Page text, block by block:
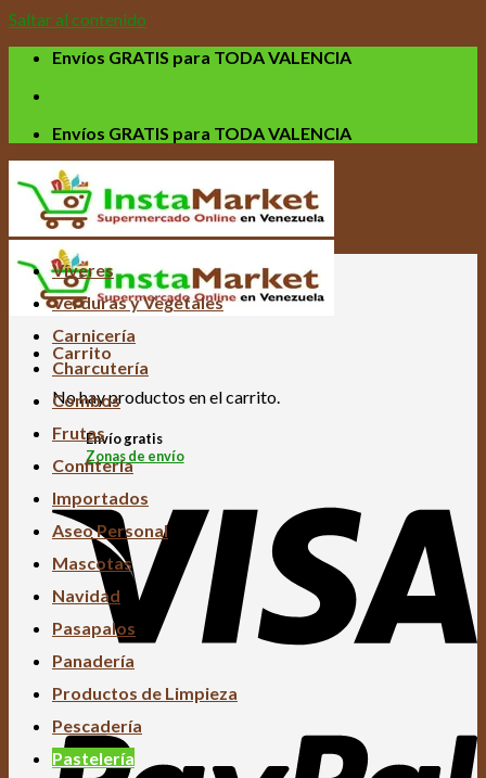
Saltar al contenido
Envíos GRATIS para TODA VALENCIA
Envíos GRATIS para TODA VALENCIA
Carrito
No hay productos en el carrito.
Envío gratis
Zonas de envío
Víveres
Verduras y Vegetales
Carnicería
Charcutería
Combos
Frutas
Confitería
Importados
Aseo Personal
Mascotas
Navidad
Pasapalos
Panadería
Productos de Limpieza
Pescadería
Pastelería